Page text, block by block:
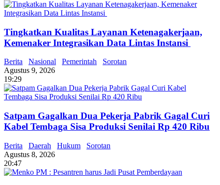
Tingkatkan Kualitas Layanan Ketenagakerjaan,
Kemenaker Integrasikan Data Lintas Instansi
Berita Nasional Pemerintah
Sorotan
Agustus 9, 2026
19:29
Satpam Gagalkan Dua Pekerja Pabrik Gagal Curi
Kabel Tembaga Sisa Produksi Senilai Rp 420 Ribu
Berita Daerah Hukum
Sorotan
Agustus 8, 2026
20:47